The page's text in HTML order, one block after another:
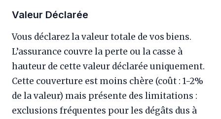
Valeur Déclarée
Vous déclarez la valeur totale de vos biens.
L’assurance couvre la perte ou la casse à
hauteur de cette valeur déclarée uniquement.
Cette couverture est moins chère (coût : 1-2%
de la valeur) mais présente des limitations :
exclusions fréquentes pour les dégâts dus à